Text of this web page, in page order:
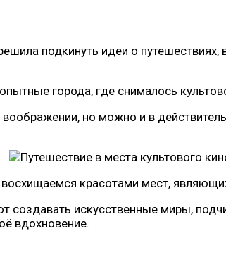
подкинуть идеи о
города, где снималось
но можно и в
красотами мест,
создавать искусственные миры,
вдохновение.